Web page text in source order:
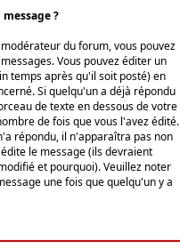
?
du forum, vous pouvez
Vous pouvez éditer un
temps après qu'il soit posté) en
Si quelqu'un a déjà répondu
de texte en dessous de votre
de fois que vous l'avez édité.
répondu, il n'apparaîtra pas non
le message (ils devraient
et pourquoi). Veuillez noter
une fois que quelqu'un y a